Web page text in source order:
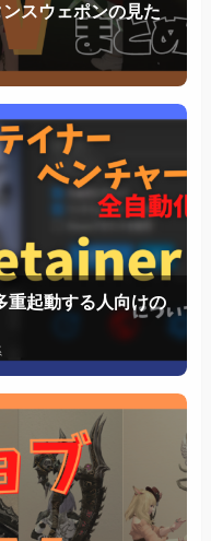
スウェポンの見た
起動する人向けの